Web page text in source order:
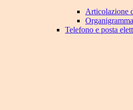
Articolazione
Organigramma
Telefono e posta